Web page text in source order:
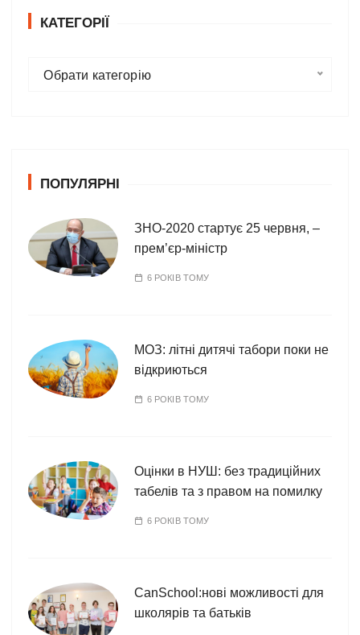
КАТЕГОРІЇ
р
Обрати категорію
ПОПУЛЯРНІ
ЗНО-2020 стартує 25 червня, –
прем’єр-міністр
6 РОКІВ ТОМУ
МОЗ: літні дитячі табори поки не
відкриються
6 РОКІВ ТОМУ
Оцінки в НУШ: без традиційних
табелів та з правом на помилку
6 РОКІВ ТОМУ
CanSchool:нові можливості для
школярів та батьків